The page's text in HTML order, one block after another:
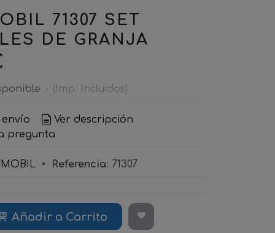
71307 SET
DE GRANJA
- (Imp. Incluidos)
envío
Ver descripción
pregunta
• Referencia: 71307
Añadir a Carrito